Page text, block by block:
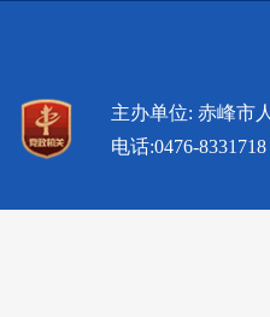
主办单位: 赤峰市
电话:0476-